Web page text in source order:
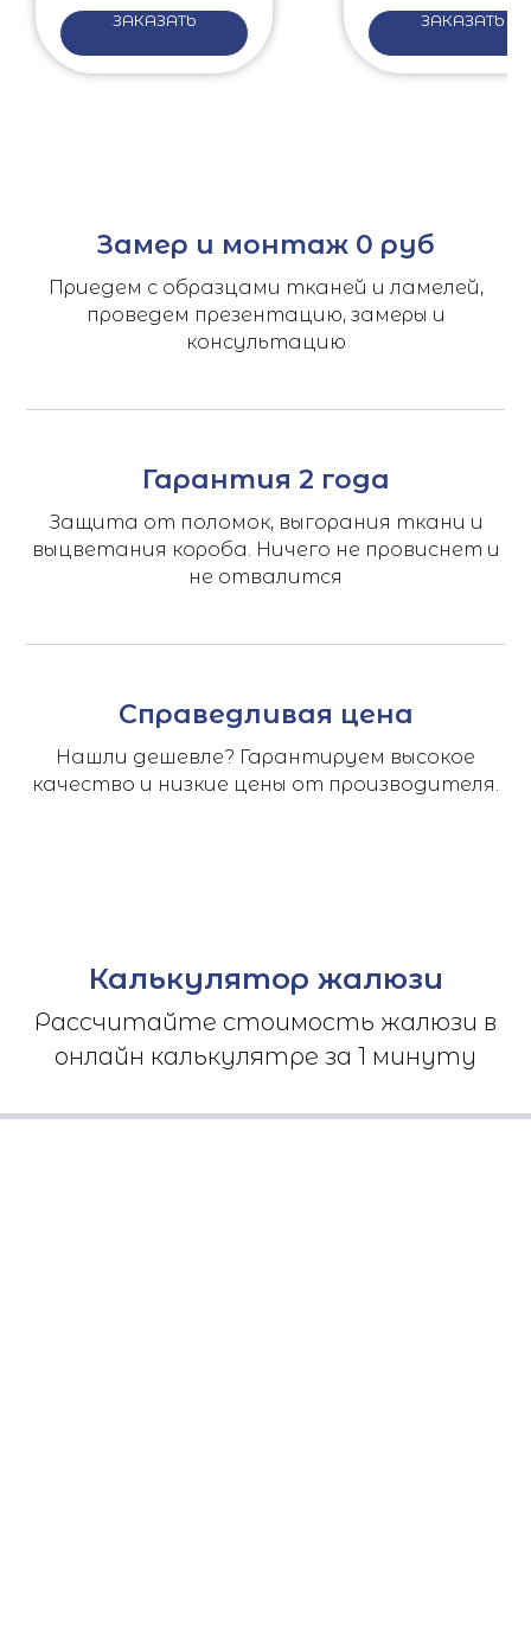
ЗАКАЗАТЬ ЗАКАЗАТЬ
Замер и монтаж 0 руб
Приедем с образцами тканей и ламелей,
проведем презентацию, замеры и
консультацию
Гарантия 2 года
Защита от поломок, выгорания ткани и
выцветания короба. Ничего не провиснет и
не отвалится
Справедливая цена
Нашли дешевле? Гарантируем высокое
качество и низкие цены от производителя.
Калькулятор жалюзи
Рассчитайте стоимость жалюзи в
онлайн калькулятре за 1 минуту